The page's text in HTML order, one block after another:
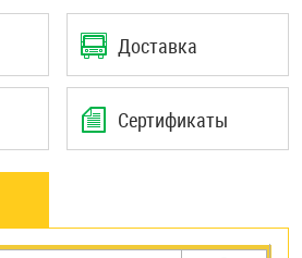
Доставка
Сертификаты